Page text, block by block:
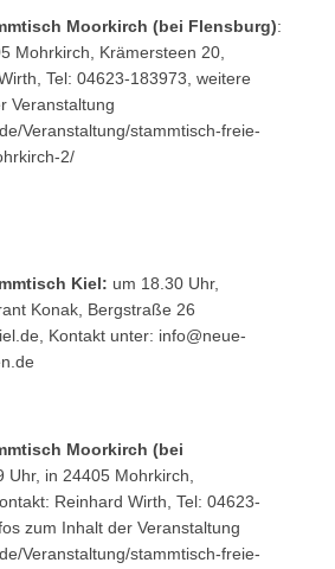
Moorkirch (bei Flensburg):
Mohrkirch, Krämersteen 20,
Tel: 04623-183973, weitere
Veranstaltung
Veranstaltung/stammtisch-freie-
2/
Kiel: um 18.30 Uhr,
Konak, Bergstraße 26
, Kontakt unter: info@neue-
Moorkirch (bei
Uhr, in 24405 Mohrkirch,
Reinhard Wirth, Tel: 04623-
zum Inhalt der Veranstaltung
Veranstaltung/stammtisch-freie-